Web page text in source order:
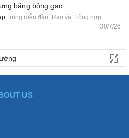
băng bông gạc
, trong diễn đàn: Rao vặt Tổng hợp
30/7/26
US